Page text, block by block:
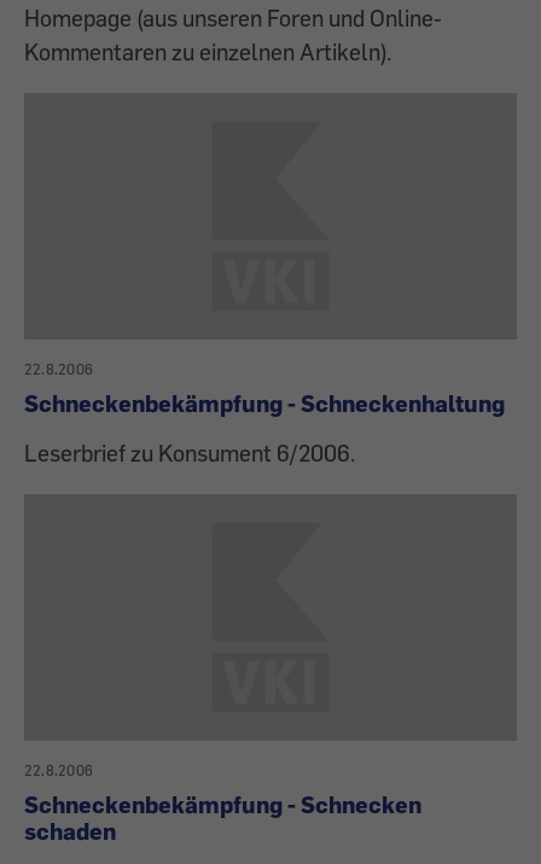
Homepage (aus unseren Foren und Online-
Kommentaren zu einzelnen Artikeln).
22.8.2006
Schneckenbekämpfung - Schneckenhaltung
Leserbrief zu Konsument 6/2006.
22.8.2006
Schneckenbekämpfung - Schnecken
schaden